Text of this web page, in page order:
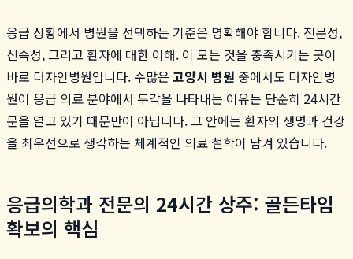
응급 상황에서 병원을 선택하는 기준은 명확해야 합니다. 전문성,
신속성, 그리고 환자에 대한 이해. 이 모든 것을 충족시키는 곳이
바로 더자인병원입니다. 수많은 고양시 병원 중에서도 더자인병
원이 응급 의료 분야에서 두각을 나타내는 이유는 단순히 24시간
문을 열고 있기 때문만이 아닙니다. 그 안에는 환자의 생명과 건강
을 최우선으로 생각하는 체계적인 의료 철학이 담겨 있습니다.
응급의학과 전문의 24시간 상주: 골든타임
확보의 핵심